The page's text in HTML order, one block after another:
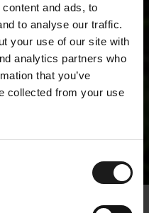
and ads, to
to analyse our traffic.
your use of our site with
analytics partners who
that you’ve
collected from your use